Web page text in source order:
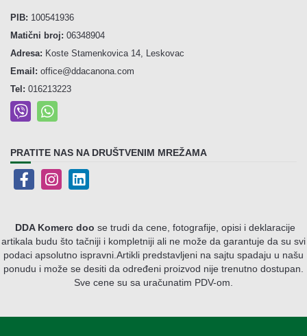
PIB: 100541936
Matični broj: 06348904
Adresa: Koste Stamenkovica 14, Leskovac
Email: office@ddacanona.com
Tel: 016213223
PRATITE NAS NA DRUŠTVENIM MREŽAMA
DDA Komerc doo se trudi da cene, fotografije, opisi i deklaracije
artikala budu što tačniji i kompletniji ali ne može da garantuje da su svi
podaci apsolutno ispravni. Artikli predstavljeni na sajtu spadaju u našu
ponudu i može se desiti da određeni proizvod nije trenutno dostupan.
Sve cene su sa uračunatim PDV-om.